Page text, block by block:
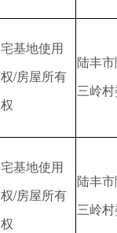
宅基地使用
权/房屋所有
权
陆丰
三岭
宅基地使用
权/房屋所有
权
陆丰
三岭